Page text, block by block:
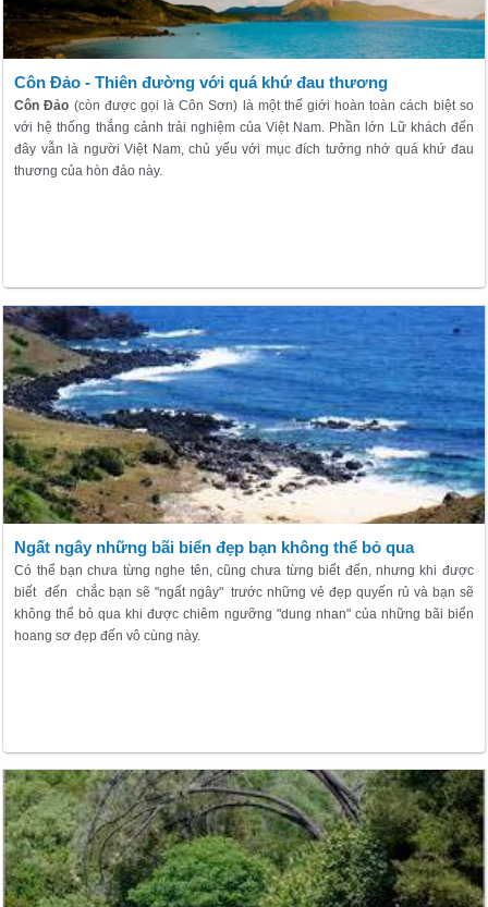
Côn Đảo - Thiên đường với quá khứ đau thương
Côn Đảo (còn được gọi là Côn Sơn) là một thế giới hoàn toàn cách biệt so
với hệ thống thắng cảnh trải nghiệm của Việt Nam. Phần lớn Lữ khách đến
đây vẫn là người Việt Nam, chủ yếu với mục đích tưởng nhớ quá khứ đau
thương của hòn đảo này.
Ngất ngây những bãi biển đẹp bạn không thể bỏ qua
Có thể bạn chưa từng nghe tên, cũng chưa từng biết đến, nhưng khi được
biết đến chắc bạn sẽ "ngất ngây" trước những vẻ đẹp quyến rủ và bạn sẽ
không thể bỏ qua khi được chiêm ngưỡng "dung nhan" của những bãi biển
hoang sơ đẹp đến vô cùng này.